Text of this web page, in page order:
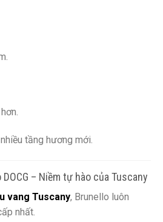
tầng hương mới.
– Niềm tự hào của Tuscany
vang Tuscany, Brunello luôn
nhất.